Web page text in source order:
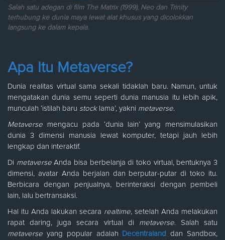
Salah satu adegan di film The Matrix (1999), Neo dan Trinity
terhubung ke dunia maya lewat alat khusus yang dicolokkan
langsung ke dalam kepala.
Apa Itu Metaverse?
Dunia realitas virtual sama sekali tidaklah baru. Namun, untuk
mengatakan dunia semu seperti dunia manusia itu lebih apik,
munculah ‘istilah baru stock lama’, yakni metaverse.
Metaverse mengacu pada ‘dunia lain’ yang mensimulasikan
dunia 3 dimensi manusia lewat komputer, tetapi jauh lebih
lengkap dan interaktif.
Di metaverseAnda bisa berbelanja di toko virtual, bentuknya 3
dimensi, avatar Anda berjalan dan berputar-putar di toko itu.
Berbicara dengan penjualnya, berinteraksi dengan pembeli
lain, lalu bertransaksi.
Hal itu Anda lakukan secara realtime, setelah Anda melakukan
rapat daring, juga secara virtual di metaverse. Salah satu
metaverse yang popular adalah Decentralanddan Sandbox,